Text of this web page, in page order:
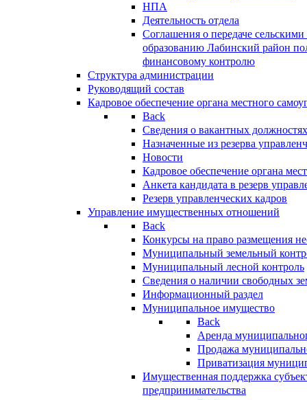
НПА
Деятельность отдела
Соглашения о передаче
образованию Лабинский район
финансовому контролю
Структура администрации
Руководящий состав
Кадровое обеспечение органа местного
Back
Сведения о вакантных
Назначенные из резерва
Новости
Кадровое обеспечение органа
Анкета кандидата в резерв
Резерв управленческих кадров
Управление имущественных отношений
Back
Конкурсы на право размещения
Муниципальный земельный
Муниципальный лесной контроль
Сведения о наличии свободных
Информационный раздел
Муниципальное имущество
Back
Аренда
Продажа
Приватизация
Имущественная поддержка
предпринимательства